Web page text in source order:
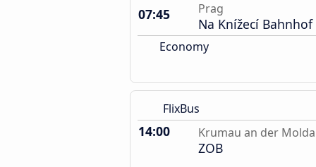
07:45
Prag
Na Knížecí Bahnhof
Economy
FlixBus
14:00 Krumau an der
ZOB